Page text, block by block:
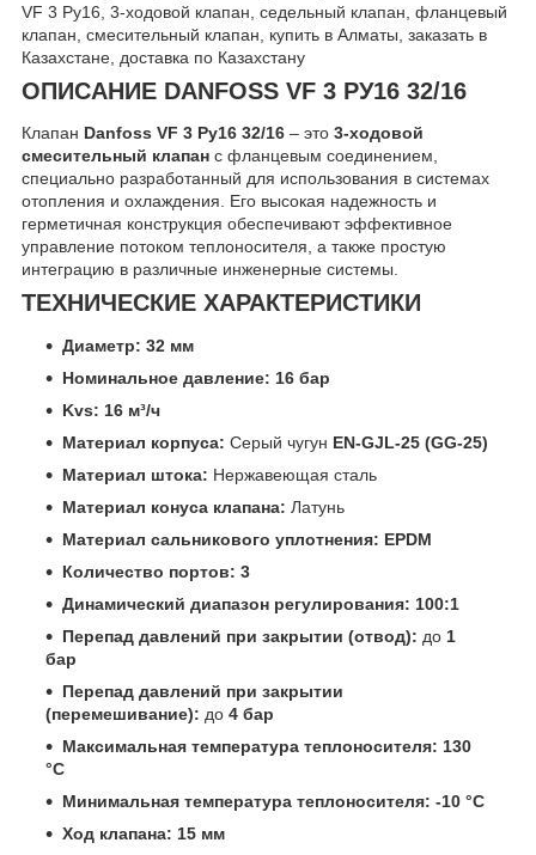
VF 3 Ру16, 3-ходовой клапан, седельный клапан, фланцевый
клапан, смесительный клапан, купить в Алматы, заказать в
Казахстане, доставка по Казахстану
ОПИСАНИЕ DANFOSS VF 3 РУ16 32/16
Клапан Danfoss VF 3 Ру16 32/16 – это 3-ходовой
смесительный клапан с фланцевым соединением,
специально разработанный для использования в системах
отопления и охлаждения. Его высокая надежность и
герметичная конструкция обеспечивают эффективное
управление потоком теплоносителя, а также простую
интеграцию в различные инженерные системы.
ТЕХНИЧЕСКИЕ ХАРАКТЕРИСТИКИ
Диаметр: 32 мм
Номинальное давление: 16 бар
Kvs: 16 м³/ч
Материал корпуса: Серый чугун EN-GJL-25 (GG-25)
Материал штока: Нержавеющая сталь
Материал конуса клапана: Латунь
Материал сальникового уплотнения: EPDM
Количество портов: 3
Динамический диапазон регулирования: 100:1
Перепад давлений при закрытии (отвод): до 1
бар
Перепад давлений при закрытии
(перемешивание): до 4 бар
Максимальная температура теплоносителя: 130
°C
Минимальная температура теплоносителя: -10 °C
Ход клапана: 15 мм